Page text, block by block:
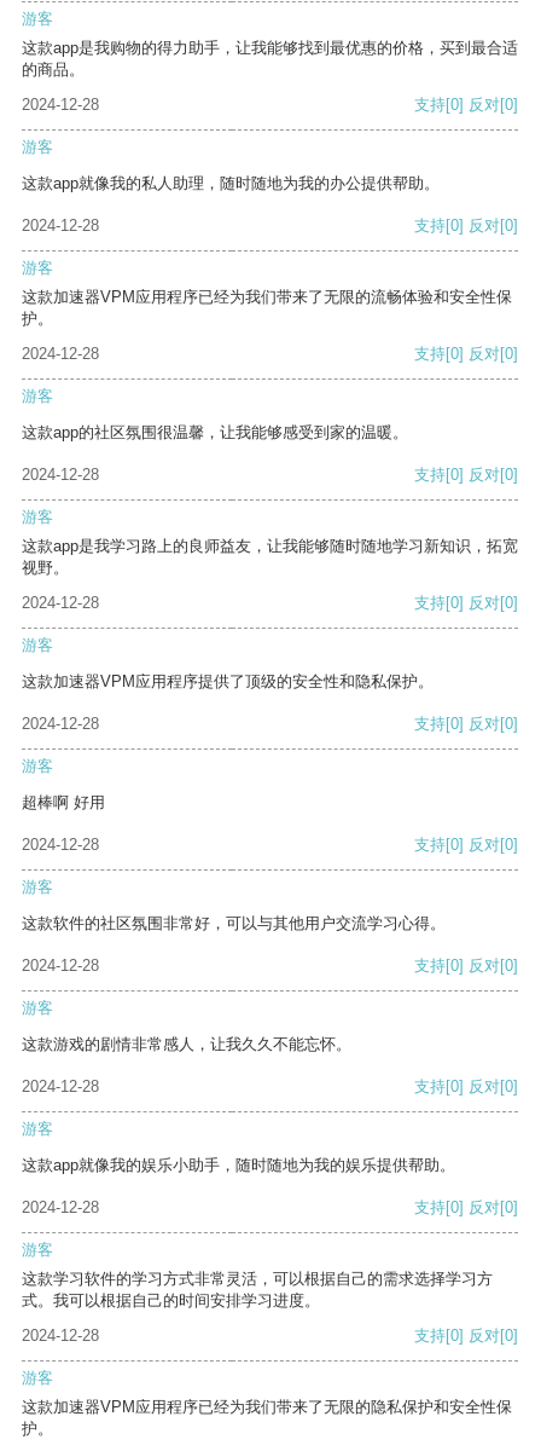
游客
这款app是我购物的得力助手，让我能够找到最优惠的价格，买到最合适
的商品。
2024-12-28
支持[0] 反对[0]
游客
这款app就像我的私人助理，随时随地为我的办公提供帮助。
2024-12-28 支持[0] 反对[0]
游客
这款加速器VPM应用程序已经为我们带来了无限的流畅体验和安全性保
护。
2024-12-28
支持[0] 反对[0]
游客
这款app的社区氛围很温馨，让我能够感受到家的温暖。
2024-12-28 支持[0] 反对[0]
游客
这款app是我学习路上的良师益友，让我能够随时随地学习新知识，拓宽
视野。
2024-12-28
支持[0] 反对[0]
游客
这款加速器VPM应用程序提供了顶级的安全性和隐私保护。
2024-12-28 支持[0] 反对[0]
游客
超棒啊 好用
2024-12-28 支持[0] 反对[0]
游客
这款软件的社区氛围非常好，可以与其他用户交流学习心得。
2024-12-28 支持[0] 反对[0]
游客
这款游戏的剧情非常感人，让我久久不能忘怀。
2024-12-28 支持[0] 反对[0]
游客
这款app就像我的娱乐小助手，随时随地为我的娱乐提供帮助。
2024-12-28 支持[0] 反对[0]
游客
这款学习软件的学习方式非常灵活，可以根据自己的需求选择学习方
式。我可以根据自己的时间安排学习进度。
2024-12-28
支持[0] 反对[0]
游客
这款加速器VPM应用程序已经为我们带来了无限的隐私保护和安全性保
护。